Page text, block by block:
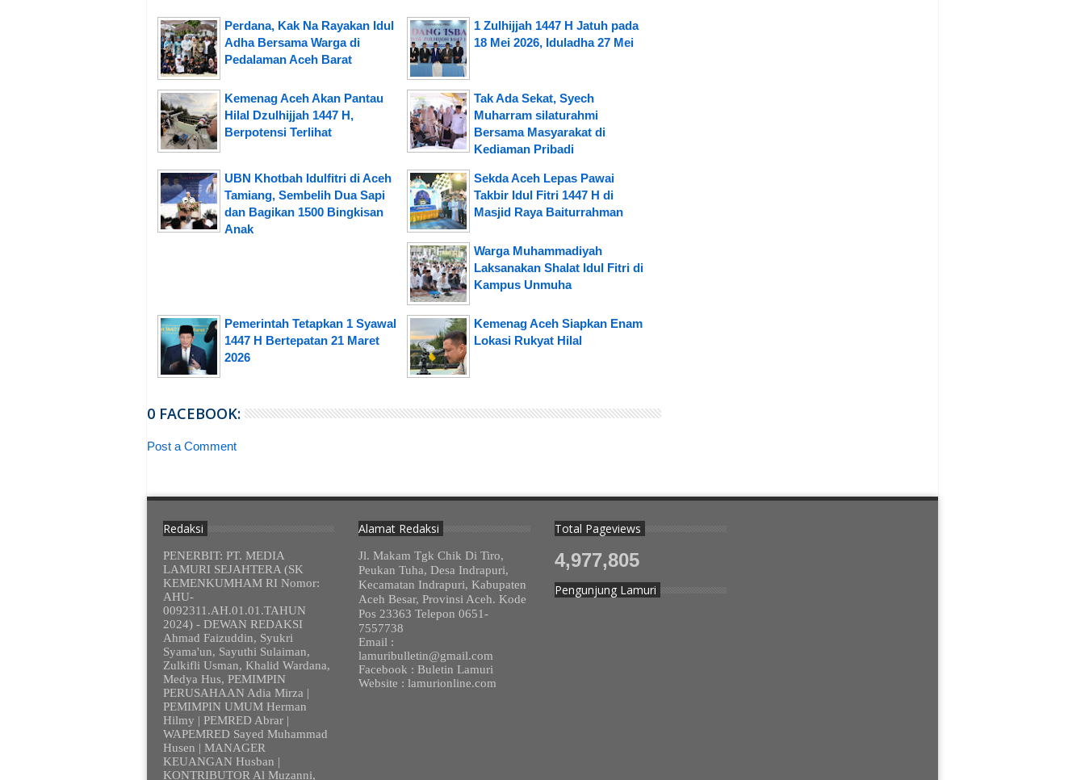
Perdana, Kak Na Rayakan Idul
Adha Bersama Warga di
Pedalaman Aceh Barat
1 Zulhijjah 1447 H Jatuh pada
18 Mei 2026, Iduladha 27 Mei
Kemenag Aceh Akan Pantau
Hilal Dzulhijjah 1447 H,
Berpotensi Terlihat
Tak Ada Sekat, Syech
Muharram silaturahmi
Bersama Masyarakat di
Kediaman Pribadi
UBN Khotbah Idulfitri di Aceh
Tamiang, Sembelih Dua Sapi
dan Bagikan 1500 Bingkisan
Anak
Sekda Aceh Lepas Pawai
Takbir Idul Fitri 1447 H di
Masjid Raya Baiturrahman
Warga Muhammadiyah
Laksanakan Shalat Idul Fitri di
Kampus Unmuha
Pemerintah Tetapkan 1 Syawal
1447 H Bertepatan 21 Maret
2026
Kemenag Aceh Siapkan Enam
Lokasi Rukyat Hilal
0 FACEBOOK:
Post a Comment
Redaksi
PENERBIT: PT. MEDIA
LAMURI SEJAHTERA (SK
KEMENKUMHAM RI Nomor:
AHU-
0092311.AH.01.01.TAHUN
2024) - DEWAN REDAKSI
Ahmad Faizuddin, Syukri
Syama'un, Sayuthi Sulaiman,
Zulkifli Usman, Khalid Wardana,
Medya Hus, PEMIMPIN
PERUSAHAAN Adia Mirza |
PEMIMPIN UMUM Herman
Hilmy | PEMRED Abrar |
WAPEMRED Sayed Muhammad
Husen | MANAGER
KEUANGAN Husban |
KONTRIBUTOR Al Muzanni,
Alamat Redaksi
Jl. Makam Tgk Chik Di Tiro,
Peukan Tuha, Desa Indrapuri,
Kecamatan Indrapuri, Kabupaten
Aceh Besar, Provinsi Aceh. Kode
Pos 23363 Telepon 0651-
7557738
Email :
lamuribulletin@gmail.com
Facebook : Buletin Lamuri
Website : lamurionline.com
Total Pageviews
4,977,805
Pengunjung Lamuri